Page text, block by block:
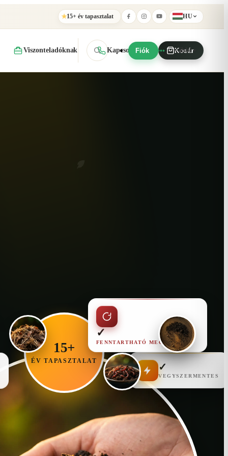
★15+ év tapasztalat HU
Viszonteladóknak Kapcsolat További
Fiók Kosár
15+
ÉV TAPASZTALAT ✓
VEGYSZERMENTES
✓
FENNTARTHATÓ MEGOLDÁS